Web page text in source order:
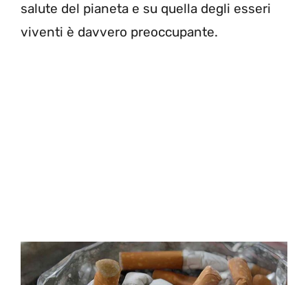
salute del pianeta e su quella degli esseri
viventi è davvero preoccupante.